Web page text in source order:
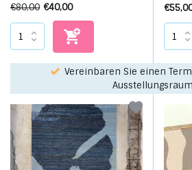
€80,00 €40,00
Wählen Sie Ihren Favoriten mit
service!